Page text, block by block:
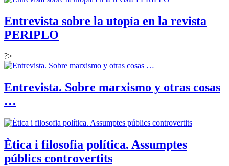
Entrevista sobre la utopía en la revista
PERIPLO
?>
Entrevista. Sobre marxismo y otras cosas
…
Ètica i filosofia política. Assumptes
públics controvertits